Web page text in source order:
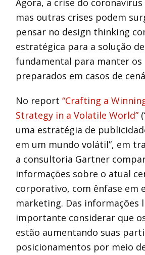
Agora, a crise do
mas outras crises podem
pensar no design thinking
estratégica para a solução
fundamental para manter os
preparados em casos de
No report“Crafting a
Strategy in a Volatile World”
uma estratégia de
em um mundo volátil”, em
a consultoria Gartner
informações sobre o atual
corporativo, com ênfase em
marketing. Das informações
importante considerar que
estão aumentando suas
posicionamentos por meio